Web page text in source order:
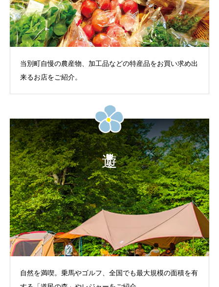
当別町自慢の農産物、加工品などの特産品をお買い求め出
来るお店をご紹介。
体験する
自然を満喫。乗馬やゴルフ、全国でも最大規模の面積を有